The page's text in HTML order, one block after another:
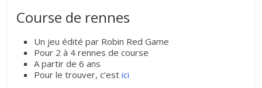
Course de rennes
Un jeu édité par Robin Red Game
Pour 2 à 4 rennes de course
A partir de 6 ans
Pour le trouver, c’estici